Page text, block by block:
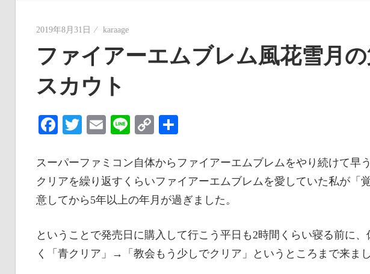
ル
で
役
に
た
な
報
を
界
へ
2019年8月31日 karaage
ファイアーエムブレム風花雪月
スカウト
Facebook
TwitterEmailLineCopy
スーパーファミコン自体からファイアーエムブレムをやり続けて早
クリアを繰り返すくらいファイアーエムブレムを愛していた私が「
意してから5年以上の年月が過ぎました。
ということで発売日に購入して行こう平日も2時間くらい寝る前に
く「青クリア」→「教会もう少しでクリア」というところまで来まし